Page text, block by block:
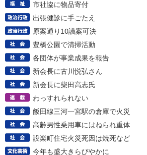
市社協に物品寄付
出張健診に手ごたえ
原案通り10議案可決
豊橋公園で清掃活動
各団体が事業成果を報告
新会長に古川悦弘さん
新会長に柴田高志氏
わっすれられない
飯田線三河一宮駅の倉庫で火災
高齢男性乗用車にはねられ重体
設楽町住宅火災死因は焼死など
今年も盛大きらびやかに